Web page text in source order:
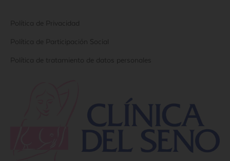
Política de Privacidad
Política de Participación Social
Política de tratamiento de datos personales